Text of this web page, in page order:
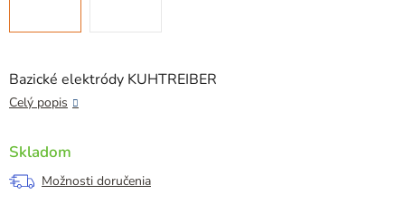
Bazické elektródy KUHTREIBER
Celý popis
Skladom
Možnosti doručenia